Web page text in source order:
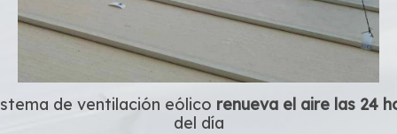
de ventilación eólico renueva el aire las 24
del día